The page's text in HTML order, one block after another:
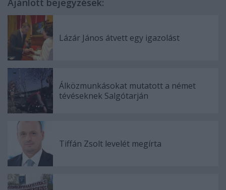
Lázár János átvett egy igazolást
Álközmunkásokat mutatott a német
tévéseknek Salgótarján
Tiffán Zsolt levelét megírta